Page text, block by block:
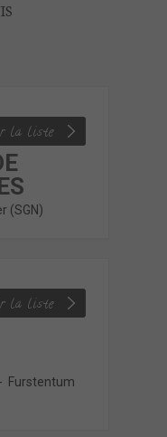
la liste
(SGN)
la liste
- Furstentum